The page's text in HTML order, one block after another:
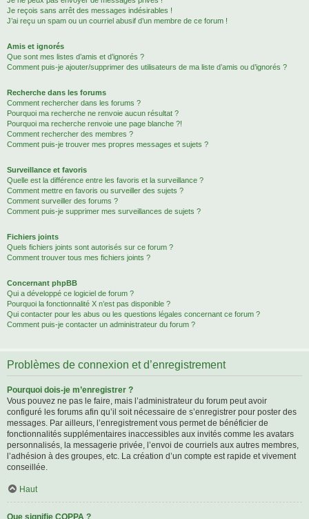
Je reçois sans arrêt des messages indésirables !
J’ai reçu un spam ou un courriel abusif d’un membre de ce forum !
Amis et ignorés
Que sont mes listes d’amis et d’ignorés ?
Comment puis-je ajouter/supprimer des utilisateurs de ma liste d’amis ou d’ignorés ?
Recherche dans les forums
Comment rechercher dans les forums ?
Pourquoi ma recherche ne renvoie aucun résultat ?
Pourquoi ma recherche renvoie une page blanche ?!
Comment rechercher des membres ?
Comment puis-je trouver mes propres messages et sujets ?
Surveillance et favoris
Quelle est la différence entre les favoris et la surveillance ?
Comment mettre en favoris ou surveiller des sujets ?
Comment surveiller des forums ?
Comment puis-je supprimer mes surveillances de sujets ?
Fichiers joints
Quels fichiers joints sont autorisés sur ce forum ?
Comment trouver tous mes fichiers joints ?
Concernant phpBB
Qui a développé ce logiciel de forum ?
Pourquoi la fonctionnalité X n’est pas disponible ?
Qui contacter pour les abus ou les questions légales concernant ce forum ?
Comment puis-je contacter un administrateur du forum ?
Problèmes de connexion et d’enregistrement
Pourquoi dois-je m’enregistrer ?
Vous pouvez ne pas le faire, mais l’administrateur du forum peut avoir
configuré les forums afin qu’il soit nécessaire de s’enregistrer pour poster des
messages. Par ailleurs, l’enregistrement vous permet de bénéficier de
fonctionnalités supplémentaires inaccessibles aux invités comme les avatars
personnalisés, la messagerie privée, l’envoi de courriels aux autres membres,
l’adhésion à des groupes, etc. La création d’un compte est rapide et vivement
conseillée.
Haut
Que signifie COPPA ?